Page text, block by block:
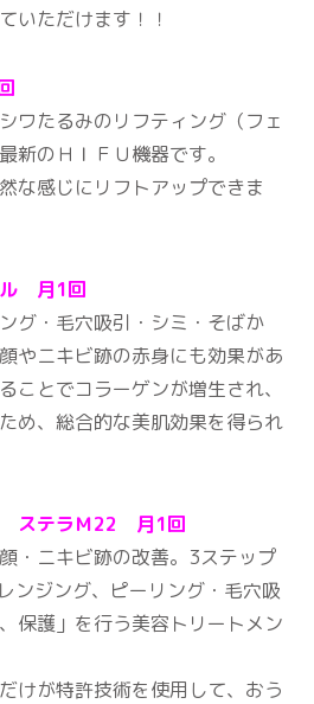
いただけます！！
ワたるみのリフティング（フェ
新のＨＩＦＵ機器です。
な感じにリフトアップできま
ル 月1回
グ・毛穴吸引・シミ・そばか
やニキビ跡の赤身にも効果があ
ことでコラーゲンが増生され、
め、総合的な美肌効果を得られ
ステラＭ22 月1回
・ニキビ跡の改善。3ステップ
ンジング、ピーリング・毛穴吸
保護」を行う美容トリートメン
けが特許技術を使用して、おう